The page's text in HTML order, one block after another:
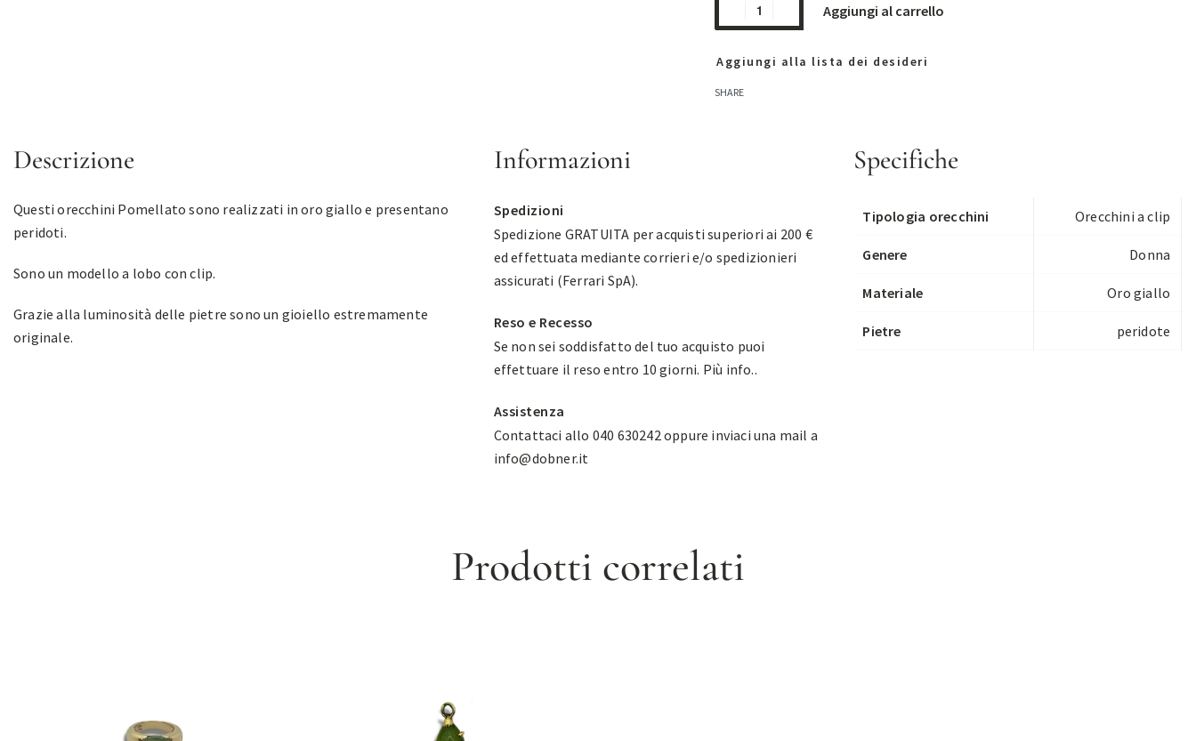
Aggiungi al carrello
Aggiungi alla lista dei desideri
SHARE
Descrizione
Questi orecchini Pomellato sono realizzati in oro giallo e presentano
peridoti.
Sono un modello a lobo con clip.
Grazie alla luminosità delle pietre sono un gioiello estremamente
originale.
Informazioni
Spedizioni
Spedizione GRATUITA per acquisti superiori ai 200 €
ed effettuata mediante corrieri e/o spedizionieri
assicurati (Ferrari SpA).
Reso e Recesso
Se non sei soddisfatto del tuo acquisto puoi
effettuare il reso entro 10 giorni. Più info..
Assistenza
Contattaci allo 040 630242 oppure inviaci una mail a
info@dobner.it
Specifiche
Tipologia orecchini Orecchini a clip
Genere Donna
Materiale Oro giallo
Pietre peridote
Prodotti correlati